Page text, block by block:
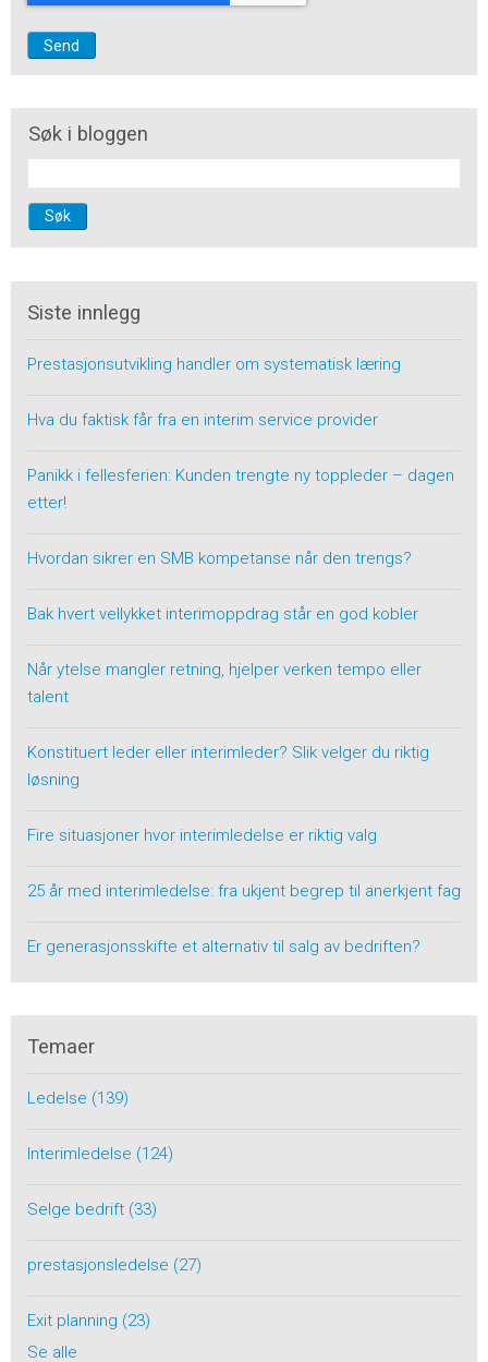
Søk i bloggen
Søk
Siste innlegg
Prestasjonsutvikling handler om systematisk læring
Hva du faktisk får fra en interim service provider
Panikk i fellesferien: Kunden trengte ny toppleder – dagen
etter!
Hvordan sikrer en SMB kompetanse når den trengs?
Bak hvert vellykket interimoppdrag står en god kobler
Når ytelse mangler retning, hjelper verken tempo eller
talent
Konstituert leder eller interimleder? Slik velger du riktig
løsning
Fire situasjoner hvor interimledelse er riktig valg
25 år med interimledelse: fra ukjent begrep til anerkjent fag
Er generasjonsskifte et alternativ til salg av bedriften?
Temaer
Ledelse (139)
Interimledelse (124)
Selge bedrift (33)
prestasjonsledelse (27)
Exit planning (23)
Se alle